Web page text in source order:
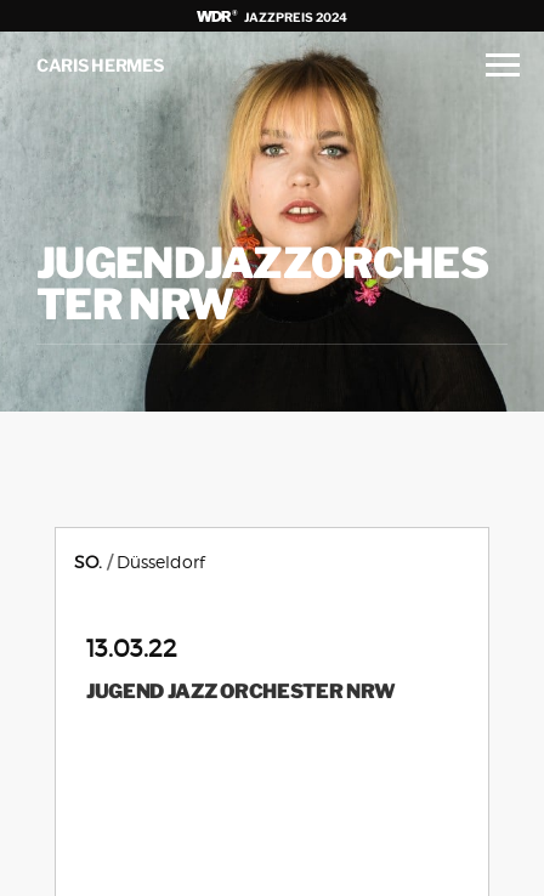
JAZZPREIS 2024
CARIS HERMES
JUGENDJAZZORCHES
TER NRW
SO. Düsseldorf
13.03.22
JUGEND JAZZ ORCHESTER NRW